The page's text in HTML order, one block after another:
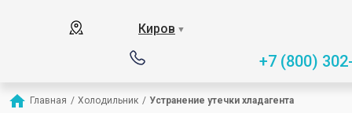
Киров ▼
+7 (800)
Главная / Холодильник / Устранение утечки хладагента